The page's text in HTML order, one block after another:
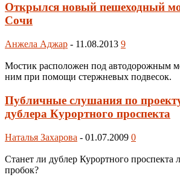
Открылся новый пешеходный
Сочи
Анжела Аджар - 11.08.2013 9
Мостик расположен под автодорожным
ним при помощи стержневых подвесок.
Публичные слушания по
дублера Курортного проспекта
Наталья Захарова - 01.07.2009 0
Станет ли дублер Курортного проспекта
пробок?